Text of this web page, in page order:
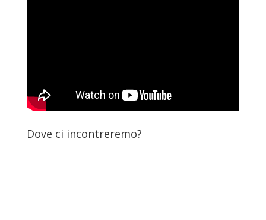
Dove ci incontreremo?